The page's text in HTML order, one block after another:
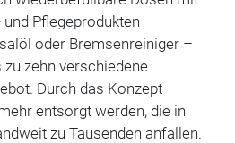
Pflegeprodukten –
oder Bremsenreiniger –
zehn verschiedene
Durch das Konzept
entsorgt werden, die in
zu Tausenden anfallen.